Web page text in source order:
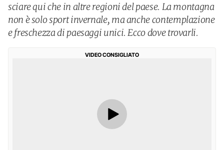
sciare qui che in altre regioni del paese. La montagna
non è solo sport invernale, ma anche contemplazione
e freschezza di paesaggi unici. Ecco dove trovarli.
VIDEO CONSIGLIATO